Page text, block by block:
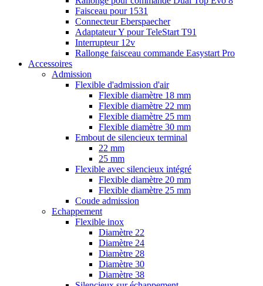
Faisceau pour 1531
Connecteur Eberspaecher
Adaptateur Y pour TeleStart T91
Interrupteur 12v
Rallonge faisceau commande Easystart Pro
Accessoires
Admission
Flexible d'admission d'air
Flexible diamètre 18 mm
Flexible diamètre 22 mm
Flexible diamètre 25 mm
Flexible diamètre 30 mm
Embout de silencieux terminal
22 mm
25 mm
Flexible avec silencieux intégré
Flexible diamètre 20 mm
Flexible diamètre 25 mm
Coude admission
Echappement
Flexible inox
Diamètre 22
Diamètre 24
Diamètre 28
Diamètre 30
Diamètre 38